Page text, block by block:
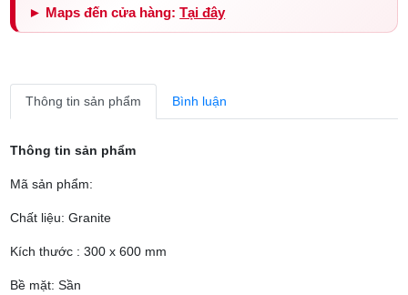
► Maps đến cửa hàng: Tại đây
Thông tin sản phẩm Bình luận
Thông tin sản phẩm
Mã sản phẩm:
Chất liệu: Granite
Kích thước : 300 x 600 mm
Bề mặt: Sần